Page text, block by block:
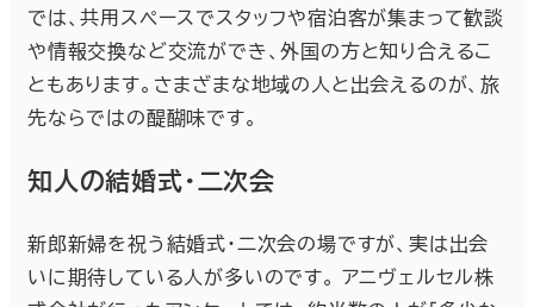
では、共用スペースでスタッフや宿泊客が集まって歓談
や情報交換など交流ができ、外国の方と知り合えるこ
ともあります。さまざまな地域の人と出会えるのが、旅
先ならではの醍醐味です。
知人の結婚式・二次会
新郎新婦を祝う結婚式・二次会の場ですが、実は出会
いに期待している人が多いのです。 アニヴェルセル株